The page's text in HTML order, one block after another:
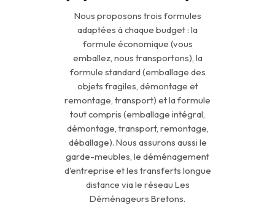
Nous proposons trois formules
adaptées à chaque budget : la
formule économique (vous
emballez, nous transportons), la
formule standard (emballage des
objets fragiles, démontage et
remontage, transport) et la formule
tout compris (emballage intégral,
démontage, transport, remontage,
déballage). Nous assurons aussi le
garde-meubles, le déménagement
d'entreprise et les transferts longue
distance via le réseau Les
Déménageurs Bretons.